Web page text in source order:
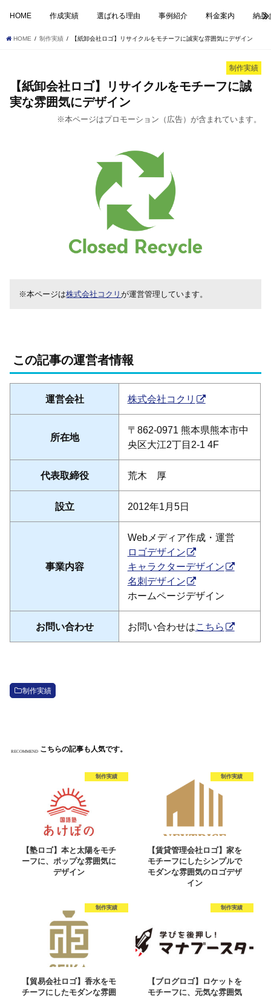
HOME 作成実績 選ばれる理由 事例紹介 料金案内 納品
HOME 制作実績 【紙卸会社ロゴ】リサイクルをモチーフに誠実な雰囲気にデザイン
制作実績
【紙卸会社ロゴ】リサイクルをモチーフに誠
実な雰囲気にデザイン
※本ページはプロモーション（広告）が含まれています。
※本ページは株式会社コクリが運営管理しています。
この記事の運営者情報
運営会社 株式会社コクリ
所在地
〒862-0971 熊本県熊本市中
央区大江2丁目2-1 4F
代表取締役 荒木 厚
設立 2012年1月5日
事業内容
Webメディア作成・運営
ロゴデザイン
キャラクターデザイン
名刺デザイン
ホームページデザイン
お問い合わせ お問い合わせはこちら
制作実績
RECOMMEND こちらの記事も人気です。
制作実績
【塾ロゴ】本と太陽をモチ
ーフに、ポップな雰囲気に
デザイン
制作実績
【賃貸管理会社ロゴ】家を
モチーフにしたシンプルで
モダンな雰囲気のロゴデザ
イン
制作実績
【貿易会社ロゴ】香水をモ
チーフにしたモダンな雰囲
制作実績
【ブログロゴ】ロケットを
モチーフに、元気な雰囲気